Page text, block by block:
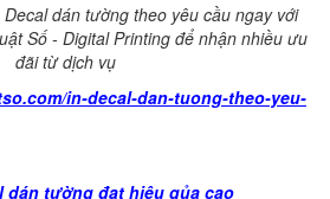
dán tường theo yêu cầu ngay với
Số - Digital Printing để nhận nhiều ưu
đãi từ dịch vụ
in-decal-dan-tuong-theo-yeu-
dán tường đạt hiệu qủa cao